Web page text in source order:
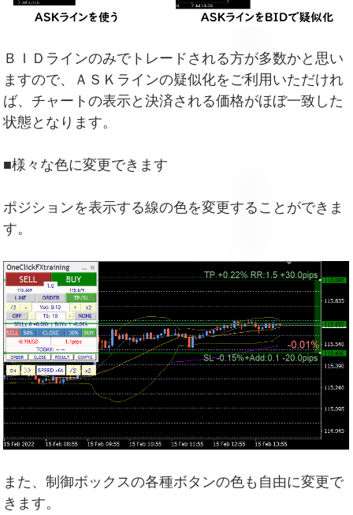
ＢＩＤラインのみでトレードされる方が多数かと思い
ますので、ＡＳＫラインの疑似化をご利用いただけれ
ば、チャートの表示と決済される価格がほぼ一致した
状態となります。
■様々な色に変更できます
ポジションを表示する線の色を変更することができま
す。
また、制御ボックスの各種ボタンの色も自由に変更で
きます。